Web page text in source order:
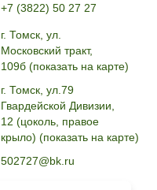
+7 (3822) 50 27 27
г. Томск, ул.
Московский тракт,
109б (показать на карте)
г. Томск, ул.79
Гвардейской Дивизии,
12 (цоколь, правое
крыло) (показать на карте)
502727@bk.ru